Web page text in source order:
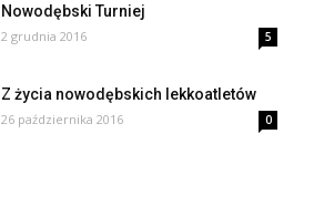
Nowodębski Turniej
2 grudnia 2016 5
Z życia nowodębskich lekkoatletów
26 października 2016 0